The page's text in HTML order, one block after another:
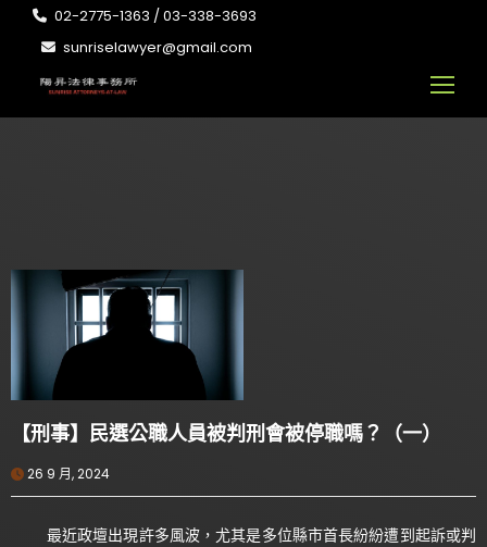
02-2775-1363 / 03-338-3693
sunriselawyer@gmail.com
【刑事】民選公職人員被判刑會被停職嗎？（一）
26 9 月, 2024
最近政壇出現許多風波，尤其是多位縣市首長紛紛遭到起訴或判